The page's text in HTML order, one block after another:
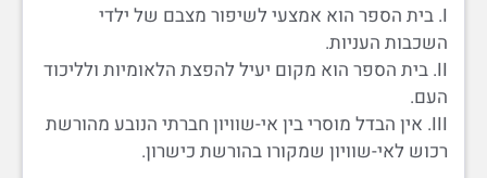
I. בית הספר הוא אמצעי לשיפור מצבם של ילדי
השכבות העניות.
II. בית הספר הוא מקום יעיל להפצת הלאומיות ולליכוד
העם.
III. אין הבדל מוסרי בין אי-שוויון חברתי הנובע מהורשת
רכוש לאי-שוויון שמקורו בהורשת כישרון.